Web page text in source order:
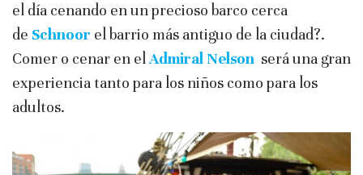
el día cenando en un precioso barco cerca
de Schnoor el barrio más antiguo de la ciudad?.
Comer o cenar en elAdmiral Nelson será una gran
experiencia tanto para los niños como para los
adultos.